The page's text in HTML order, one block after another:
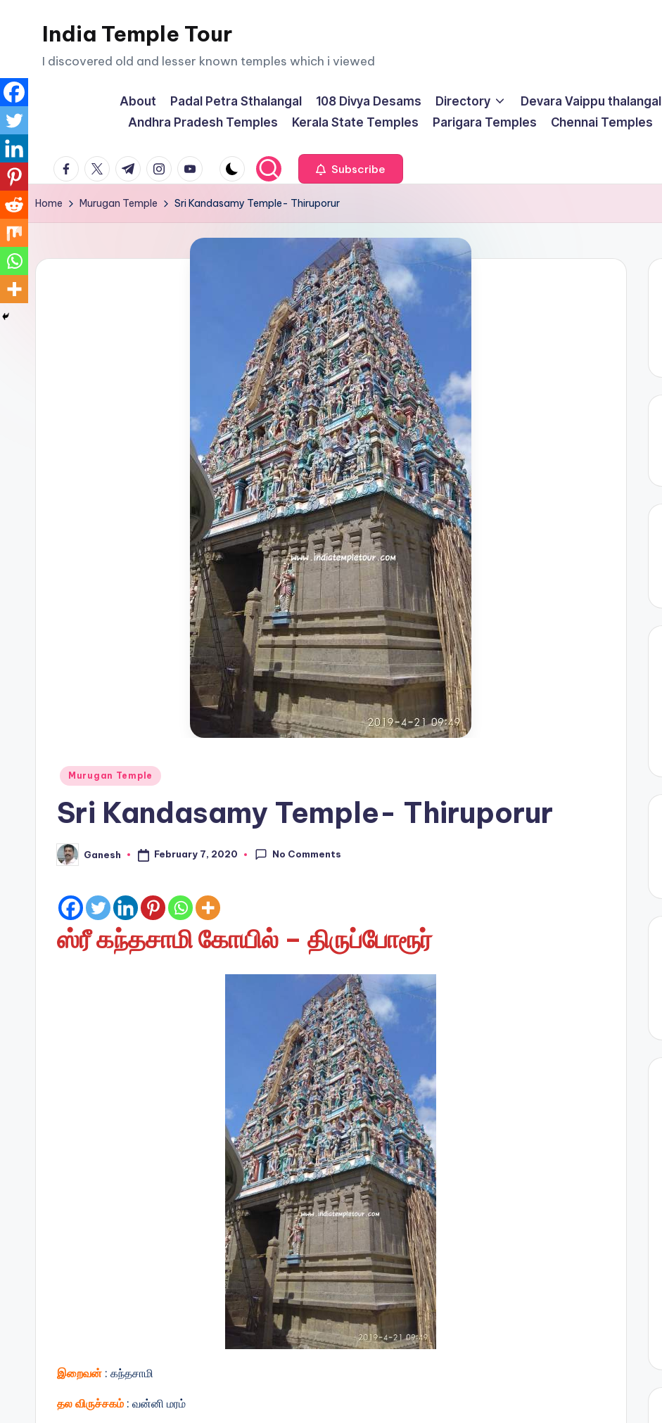
content
India Temple Tour
I discovered old and lesser known temples which i viewed
About Padal Petra Sthalangal 108 Divya Desams Directory Devara Vaippu thalangal
Andhra Pradesh Temples
Kerala State Temples Parigara Temples Chennai Temples
facebook.com
twitter.com
t.me instagram.com
youtube.com Subscribe
Home Murugan Temple Sri Kandasamy Temple- Thiruporur
Posted
Murugan Temple
Sri Kandasamy Temple- Thiruporur
Posted
by
Ganesh February 7, 2020 No Comments
ஸ்ரீ கந்தசாமி கோயில் – திருப்போரூர்
இறைவன் : கந்தசாமி
தல விருச்சகம் : வன்னி மரம்